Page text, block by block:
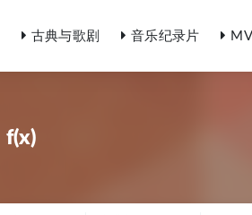
古典与歌剧 音乐纪录片
f(x)